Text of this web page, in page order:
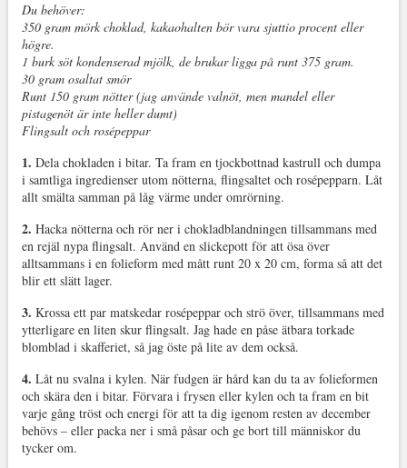
Du behöver:
350 gram mörk choklad, kakaohalten bör vara sjuttio procent eller
högre.
1 burk söt kondenserad mjölk, de brukar ligga på runt 375 gram.
30 gram osaltat smör
Runt 150 gram nötter (jag använde valnöt, men mandel eller
pistagenöt är inte heller dumt)
Flingsalt och rosépeppar
1. Dela chokladen i bitar. Ta fram en tjockbottnad kastrull och dumpa
i samtliga ingredienser utom nötterna, flingsaltet och rosépepparn. Låt
allt smälta samman på låg värme under omrörning.
2. Hacka nötterna och rör ner i chokladblandningen tillsammans med
en rejäl nypa flingsalt. Använd en slickepott för att ösa över
alltsammans i en folieform med mått runt 20 x 20 cm, forma så att det
blir ett slätt lager.
3. Krossa ett par matskedar rosépeppar och strö över, tillsammans med
ytterligare en liten skur flingsalt. Jag hade en påse ätbara torkade
blomblad i skafferiet, så jag öste på lite av dem också.
4. Låt nu svalna i kylen. När fudgen är hård kan du ta av folieformen
och skära den i bitar. Förvara i frysen eller kylen och ta fram en bit
varje gång tröst och energi för att ta dig igenom resten av december
behövs – eller packa ner i små påsar och ge bort till människor du
tycker om.